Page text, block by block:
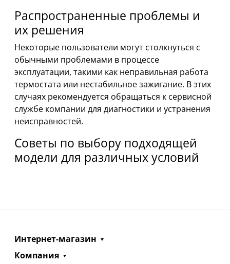
Распространенные проблемы и
их решения
Некоторые пользователи могут столкнуться с
обычными проблемами в процессе
эксплуатации, такими как неправильная работа
термостата или нестабильное зажигание. В этих
случаях рекомендуется обращаться к сервисной
службе компании для диагностики и устранения
неисправностей.
Советы по выбору подходящей
модели для различных условий
Интернет-магазин
Компания